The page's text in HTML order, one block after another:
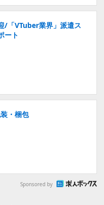
/「VTuber業界」派遣ス
ート
・梱包
Sponsored by